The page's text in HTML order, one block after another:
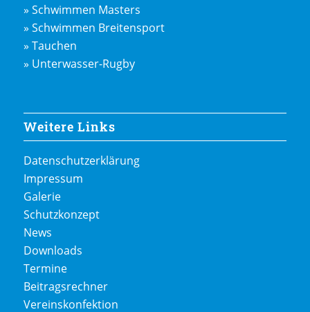
» Schwimmen Masters
» Schwimmen Breitensport
» Tauchen
» Unterwasser-Rugby
Weitere Links
Datenschutzerklärung
Impressum
Galerie
Schutzkonzept
News
Downloads
Termine
Beitragsrechner
Vereinskonfektion